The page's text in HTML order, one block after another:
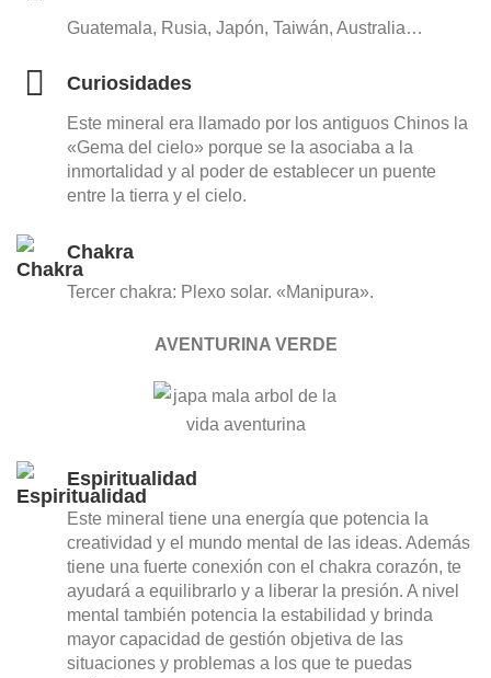
Guatemala, Rusia, Japón, Taiwán, Australia…
Curiosidades
Este mineral era llamado por los antiguos Chinos la
«Gema del cielo» porque se la asociaba a la
inmortalidad y al poder de establecer un puente
entre la tierra y el cielo.
Chakra
Tercer chakra: Plexo solar. «Manipura».
AVENTURINA VERDE
Espiritualidad
Este mineral tiene una energía que potencia la
creatividad y el mundo mental de las ideas. Además
tiene una fuerte conexión con el chakra corazón, te
ayudará a equilibrarlo y a liberar la presión. A nivel
mental también potencia la estabilidad y brinda
mayor capacidad de gestión objetiva de las
situaciones y problemas a los que te puedas